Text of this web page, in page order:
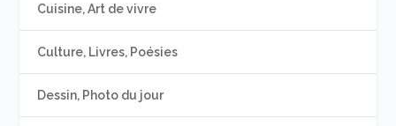
Cuisine, Art de vivre
Culture, Livres, Poésies
Dessin, Photo du jour